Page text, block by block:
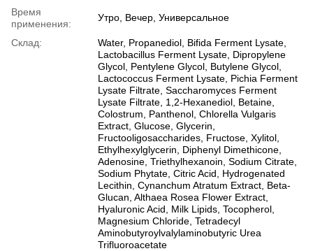
Время
применения:
Утро, Вечер, Универсальное
Склад:
Water, Propanediol, Bifida Ferment Lysate,
Lactobacillus Ferment Lysate, Dipropylene
Glycol, Pentylene Glycol, Butylene Glycol,
Lactococcus Ferment Lysate, Pichia Ferment
Lysate Filtrate, Saccharomyces Ferment
Lysate Filtrate, 1,2-Hexanediol, Betaine,
Colostrum, Panthenol, Chlorella Vulgaris
Extract, Glucose, Glycerin,
Fructooligosaccharides, Fructose, Xylitol,
Ethylhexylglycerin, Diphenyl Dimethicone,
Adenosine, Triethylhexanoin, Sodium Citrate,
Sodium Phytate, Citric Acid, Hydrogenated
Lecithin, Cynanchum Atratum Extract, Beta-
Glucan, Althaea Rosea Flower Extract,
Hyaluronic Acid, Milk Lipids, Tocopherol,
Magnesium Chloride, Tetradecyl
Aminobutyroylvalylaminobutyric Urea
Trifluoroacetate